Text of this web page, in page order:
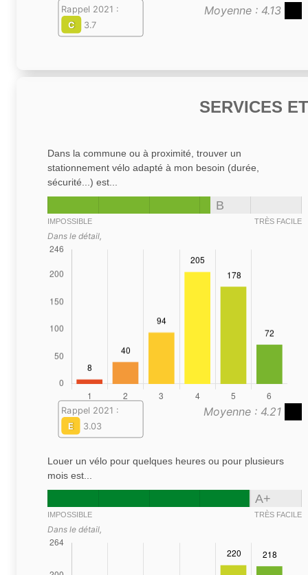
Moyenne : 4.13
Rappel 2021 :
C
3.7
SERVICES
Dans la commune ou à proximité, trouver un
stationnement vélo adapté à mon besoin (durée,
sécurité...) est...
B
IMPOSSIBLE TRÈS FACILE
Dans le détail,
Moyenne : 4.21
Rappel 2021 :
E
3.03
Louer un vélo pour quelques heures ou pour plusieurs
mois est...
A+
IMPOSSIBLE TRÈS FACILE
Dans le détail,